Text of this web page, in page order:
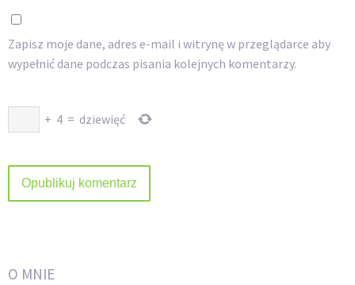
Zapisz moje dane, adres e-mail i witrynę w przeglądarce aby
wypełnić dane podczas pisania kolejnych komentarzy.
+ 4 = dziewięć
O MNIE